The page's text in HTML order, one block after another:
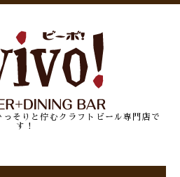
そりと佇むクラフトビール専門店で
す！